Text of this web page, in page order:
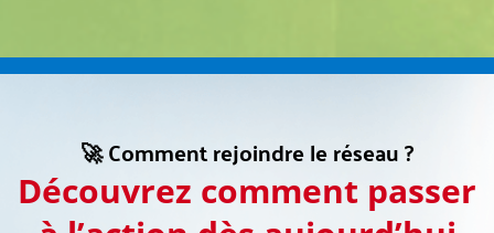
🚀 Comment rejoindre le réseau ?
Découvrez comment passer